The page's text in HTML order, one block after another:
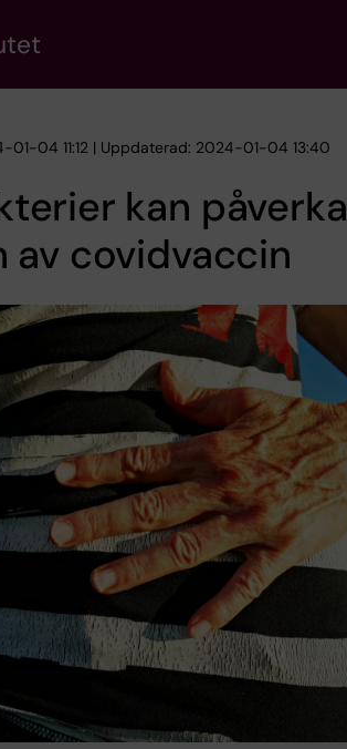
01-04 11:12 | Uppdaterad: 2024-01-04 13:40
kan påverka
av covidvaccin